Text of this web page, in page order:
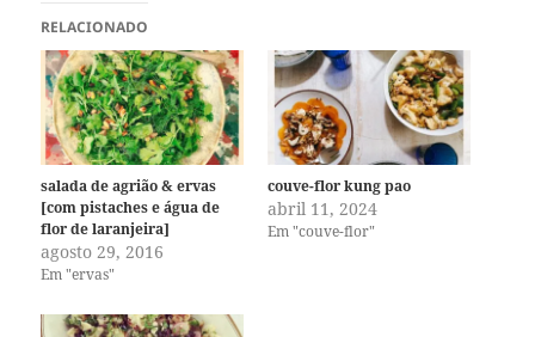
RELACIONADO
salada de agrião & ervas
[com pistaches e água de
flor de laranjeira]
agosto 29, 2016
Em "ervas"
couve-flor kung pao
abril 11, 2024
Em "couve-flor"